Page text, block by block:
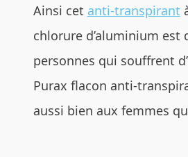
Ainsi cet anti-transpirant
chlorure d’aluminium est
personnes qui souffrent
Purax flacon anti-
aussi bien aux femmes